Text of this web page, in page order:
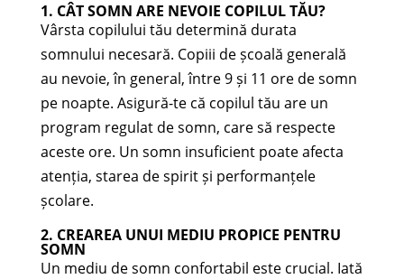
1. CÂT SOMN ARE NEVOIE COPILUL TĂU?
Vârsta copilului tău determină durata
somnului necesară. Copiii de școală generală
au nevoie, în general, între 9 și 11 ore de somn
pe noapte. Asigură-te că copilul tău are un
program regulat de somn, care să respecte
aceste ore. Un somn insuficient poate afecta
atenția, starea de spirit și performanțele
școlare.
2. CREAREA UNUI MEDIU PROPICE PENTRU
SOMN
Un mediu de somn confortabil este crucial. Iată